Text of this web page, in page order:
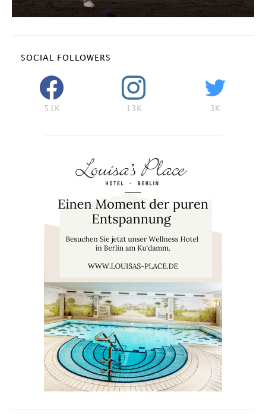
SOCIAL FOLLOWERS
51K 13K 3K